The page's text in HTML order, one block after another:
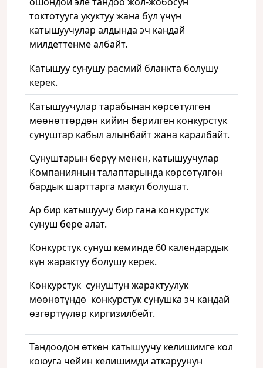
токтотууга укуктуу жана бул үчүн
катышуучулар алдында эч кандай
милдеттенме албайт.
Катышуу сунушу расмий бланкта болушу
керек.
Катышуучулар тарабынан көрсөтүлгөн
мөөнөттөрдөн кийин берилген конкурстук
сунуштар кабыл алынбайт жана каралбайт.
Сунуштарын берүү менен, катышуучулар
Компаниянын талаптарында көрсөтүлгөн
бардык шарттарга макул болушат.
Ар бир катышуучу бир гана конкурстук
сунуш бере алат.
Конкурстук сунуш кеминде 60 календардык
күн жарактуу болушу керек.
Конкурстук сунуштун жарактуулук
мөөнөтүндө конкурстук сунушка эч кандай
өзгөртүүлөр киргизилбейт.
Тандоодон өткөн катышуучу келишимге кол
коюуга чейин келишимди аткаруунун